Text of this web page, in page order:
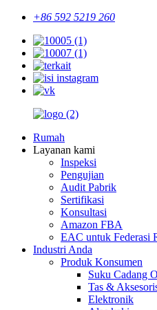
+86 592 5219 260
Rumah
Layanan kami
Inspeksi
Pengujian
Audit Pabrik
Sertifikasi
Konsultasi
Amazon FBA
EAC untuk Federasi
Industri Anda
Produk Konsumen
Suku Cadang
Tas &
Elektronik